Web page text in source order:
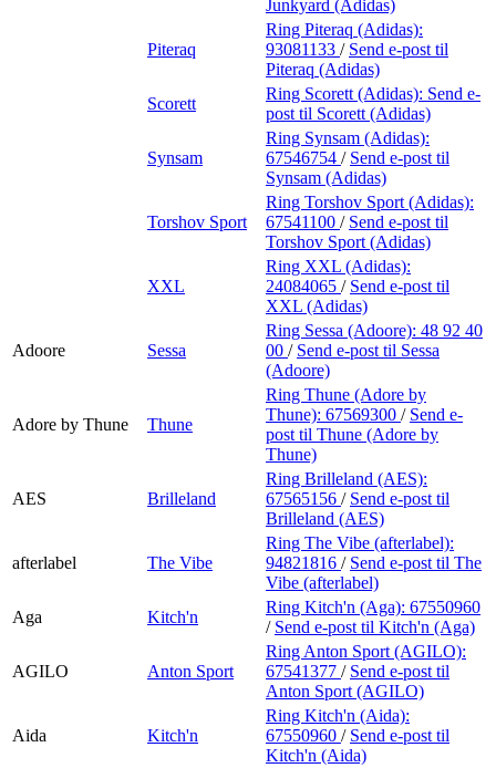
Junkyard (Adidas)
Piteraq
Ring Piteraq (Adidas):
93081133 / Send e-post til
Piteraq (Adidas)
Scorett
Ring Scorett (Adidas): Send e-
post til Scorett (Adidas)
Synsam
Ring Synsam (Adidas):
67546754 / Send e-post til
Synsam (Adidas)
Torshov Sport
Ring Torshov Sport (Adidas):
67541100 / Send e-post til
Torshov Sport (Adidas)
XXL
Ring XXL (Adidas):
24084065 / Send e-post til
XXL (Adidas)
Adoore Sessa
Ring Sessa (Adoore): 48 92 40
00 / Send e-post til Sessa
(Adoore)
Adore by Thune Thune
Ring Thune (Adore by
Thune): 67569300 / Send e-
post til Thune (Adore by
Thune)
AES Brilleland
Ring Brilleland (AES):
67565156 / Send e-post til
Brilleland (AES)
afterlabel The Vibe
Ring The Vibe (afterlabel):
94821816 / Send e-post til The
Vibe (afterlabel)
Aga
Kitch'n
Ring Kitch'n (Aga): 67550960
/ Send e-post til Kitch'n (Aga)
AGILO Anton Sport
Ring Anton Sport (AGILO):
67541377 / Send e-post til
Anton Sport (AGILO)
Aida Kitch'n
Ring Kitch'n (Aida):
67550960 / Send e-post til
Kitch'n (Aida)